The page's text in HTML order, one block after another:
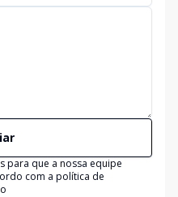
para que a nossa equipe
com a política de